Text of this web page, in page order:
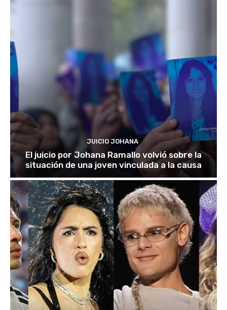
JUICIO JOHANA
El juicio por Johana Ramallo volvió sobre la
situación de una joven vinculada a la causa